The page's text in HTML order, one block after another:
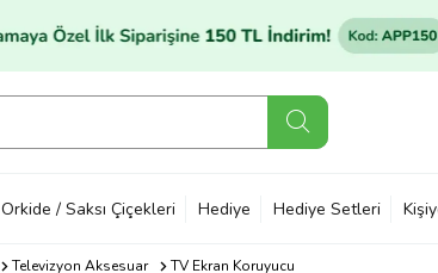
Orkide / Saksı Çiçekleri Hediye Hediye Setleri
Televizyon Aksesuar TV Ekran Koruyucu